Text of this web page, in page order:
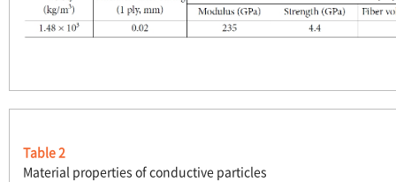
Table 2
Material properties of conductive particles